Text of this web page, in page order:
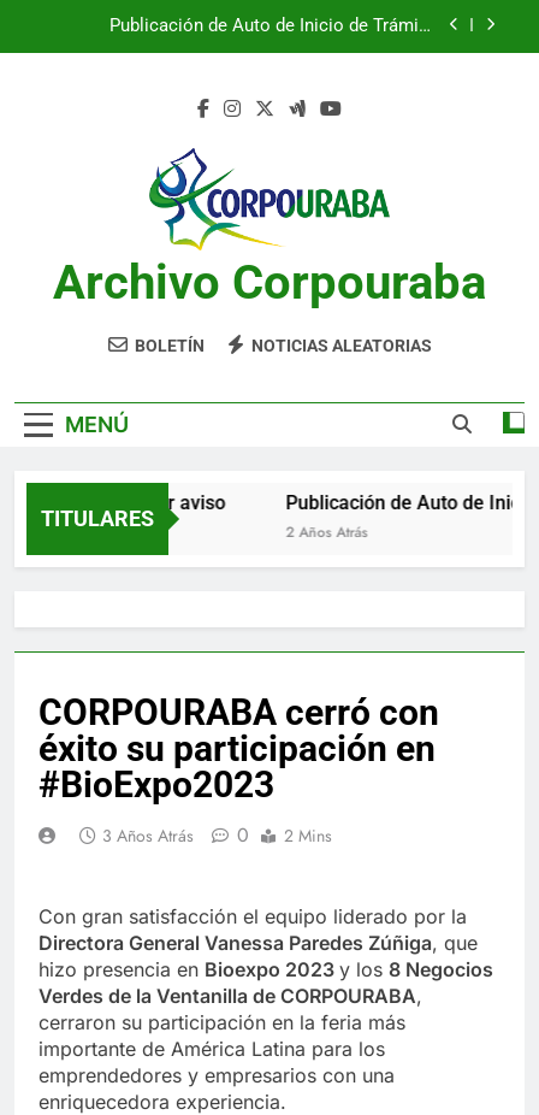
Publicación de Auto de Inicio de Trámite
Notificación por aviso
Publicación de Auto de Inicio de Trámite
Publicación de Auto de Inicio de Trámite
CITACIONES
Archivo Corpouraba
BOLETÍN NOTICIAS ALEATORIAS
MENÚ
TITULARES
Notificación por aviso
2 Años Atrás
Publicación de Auto de Inicio
2 Años Atrás
CORPOURABA cerró con
éxito su participación en
#BioExpo2023
3 Años Atrás 0 2 Mins
Con gran satisfacción el equipo liderado por la
Directora General Vanessa Paredes Zúñiga, que
hizo presencia en Bioexpo 2023 y los 8 Negocios
Verdes de la Ventanilla de CORPOURABA,
cerraron su participación en la feria más
importante de América Latina para los
emprendedores y empresarios con una
enriquecedora experiencia.